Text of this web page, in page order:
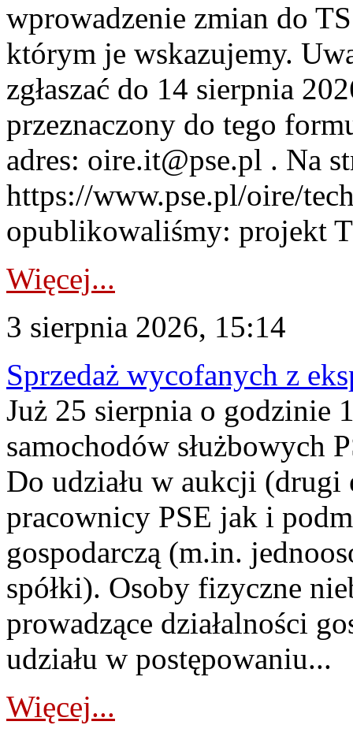
wprowadzenie zmian do
którym je wskazujemy.
zgłaszać do 14 sierpnia
przeznaczony do tego
adres: oire.it@pse.pl . Na
https://www.pse.pl/oire/
opublikowaliśmy: projekt
Więcej...
3 sierpnia 2026, 15:14
Sprzedaż wycofanych z
Już 25 sierpnia o godzinie
samochodów służbowych
Do udziału w aukcji (drugi
pracownicy PSE jak i
gospodarczą (m.in.
spółki). Osoby fizyczne
prowadzące działalności
udziału w postępowaniu...
Więcej...